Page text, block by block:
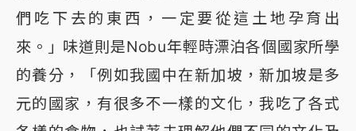
們吃下去的東西，一定要從這土地孕育出
來。」味道則是Nobu年輕時漂泊各個國家所學
的養分，「例如我國中在新加坡，新加坡是多
元的國家，有很多不一樣的文化，我吃了各式